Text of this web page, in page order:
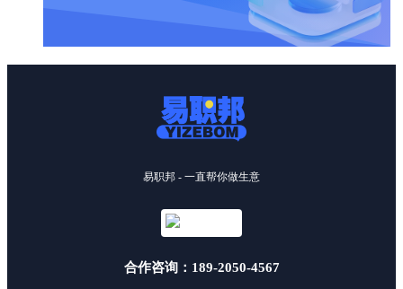
易职邦 - 一直帮你做生意
合作咨询：189-2050-4567